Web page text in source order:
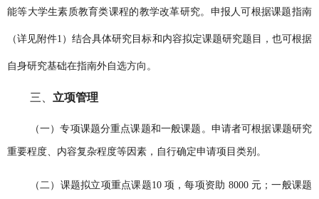
能等大学生素质教育类课程的教学改革研究。申报人可根据课题指南
（详见附件1）结合具体研究目标和内容拟定课题研究题目，也可根据
自身研究基础在指南外自选方向。
三、 立项管理
（一）专项课题分重点课题和一般课题。申请者可根据课题研究
重要程度、内容复杂程度等因素，自行确定申请项目类别。
（二）课题拟立项重点课题10 项，每项资助 8000 元；一般课题